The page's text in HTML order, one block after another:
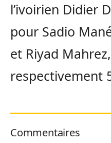
l’ivoirien Didier
pour Sadio
et Riyad
respectivement
Commentaires